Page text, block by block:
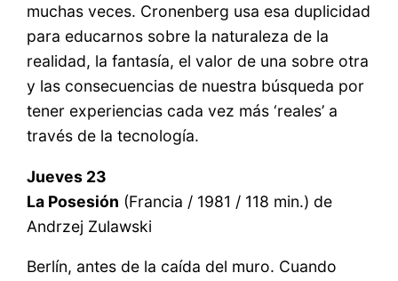
muchas veces. Cronenberg usa esa duplicidad
para educarnos sobre la naturaleza de la
realidad, la fantasía, el valor de una sobre otra
y las consecuencias de nuestra búsqueda por
tener experiencias cada vez más ‘reales’ a
través de la tecnología.
Jueves 23
La Posesión (Francia / 1981 / 118 min.) de
Andrzej Zulawski
Berlín, antes de la caída del muro. Cuando